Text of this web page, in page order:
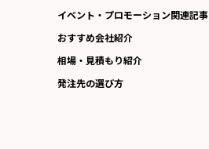
イベント・プロモーション関連記事
おすすめ会社紹介
相場・見積もり紹介
発注先の選び方